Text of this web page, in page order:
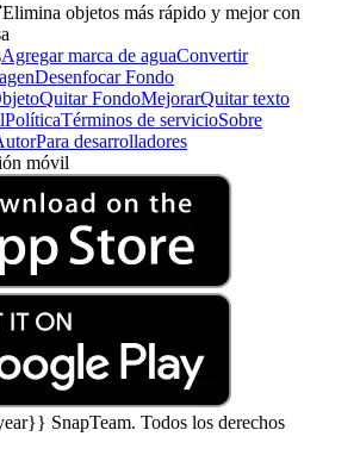
Elimina objetos más rápido y mejor con
Agregar marca de aguaConvertir
Desenfocar Fondo
Quitar FondoMejorarQuitar texto
PolíticaTérminos de servicioSobre
Para desarrolladores
móvil
SnapTeam. Todos los derechos